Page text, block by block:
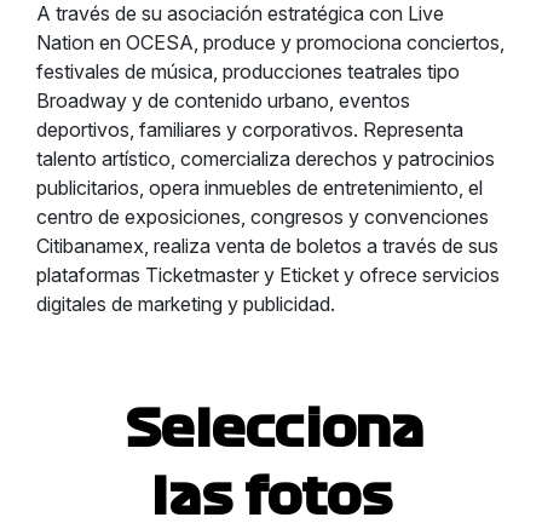
A través de su asociación estratégica con Live
Nation en OCESA, produce y promociona conciertos,
festivales de música, producciones teatrales tipo
Broadway y de contenido urbano, eventos
deportivos, familiares y corporativos. Representa
talento artístico, comercializa derechos y patrocinios
publicitarios, opera inmuebles de entretenimiento, el
centro de exposiciones, congresos y convenciones
Citibanamex, realiza venta de boletos a través de sus
plataformas Ticketmaster y Eticket y ofrece servicios
digitales de marketing y publicidad.
Selecciona
las fotos